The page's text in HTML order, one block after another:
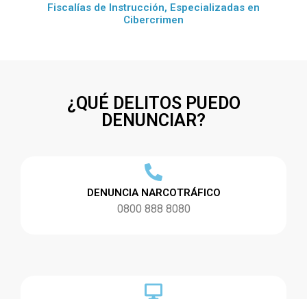
Fiscalías de Instrucción, Especializadas en
Cibercrimen
¿QUÉ DELITOS PUEDO
DENUNCIAR?
DENUNCIA NARCOTRÁFICO
0800 888 8080